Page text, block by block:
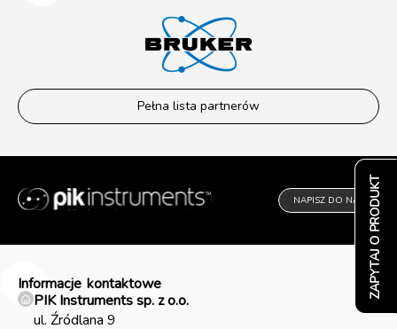
ZAPYTAJ O PRODUKT
Pełna lista partnerów
NAPISZ DO NAS
Informacje kontaktowe
PIK Instruments sp. z o.o.
ul. Źródlana 9